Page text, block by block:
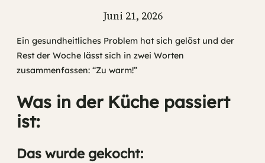
Juni 21, 2026
Ein gesundheitliches Problem hat sich gelöst und der
Rest der Woche lässt sich in zwei Worten
zusammenfassen: “Zu warm!”
Was in der Küche passiert
ist:
Das wurde gekocht: